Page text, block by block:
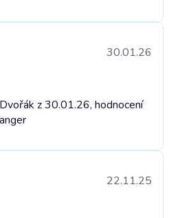
30.01.26
z 30.01.26, hodnocení
22.11.25